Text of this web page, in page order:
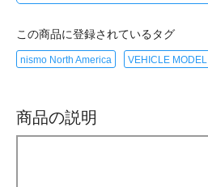
この商品に登録されているタグ
nismo North America VEHICLE MODEL
商品の説明